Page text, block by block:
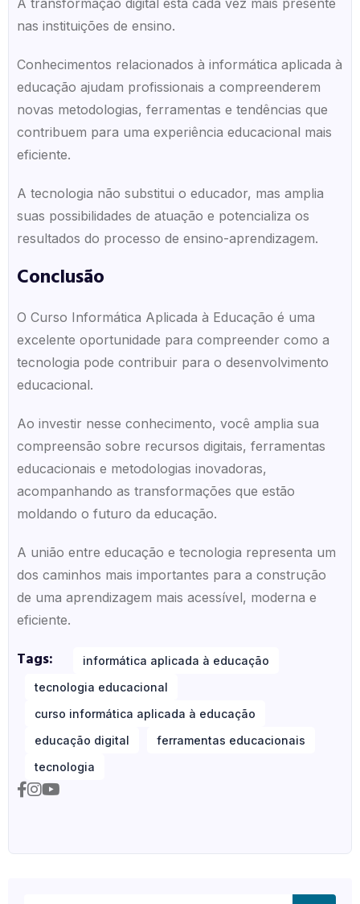
nas instituições de ensino.
Conhecimentos relacionados à informática aplicada à
educação ajudam profissionais a compreenderem
novas metodologias, ferramentas e tendências que
contribuem para uma experiência educacional mais
eficiente.
A tecnologia não substitui o educador, mas amplia
suas possibilidades de atuação e potencializa os
resultados do processo de ensino-aprendizagem.
Conclusão
O Curso Informática Aplicada à Educação é uma
excelente oportunidade para compreender como a
tecnologia pode contribuir para o desenvolvimento
educacional.
Ao investir nesse conhecimento, você amplia sua
compreensão sobre recursos digitais, ferramentas
educacionais e metodologias inovadoras,
acompanhando as transformações que estão
moldando o futuro da educação.
A união entre educação e tecnologia representa um
dos caminhos mais importantes para a construção
de uma aprendizagem mais acessível, moderna e
eficiente.
Tags:
informática aplicada à educação
tecnologia educacional
curso informática aplicada à educação
educação digital
ferramentas educacionais
tecnologia